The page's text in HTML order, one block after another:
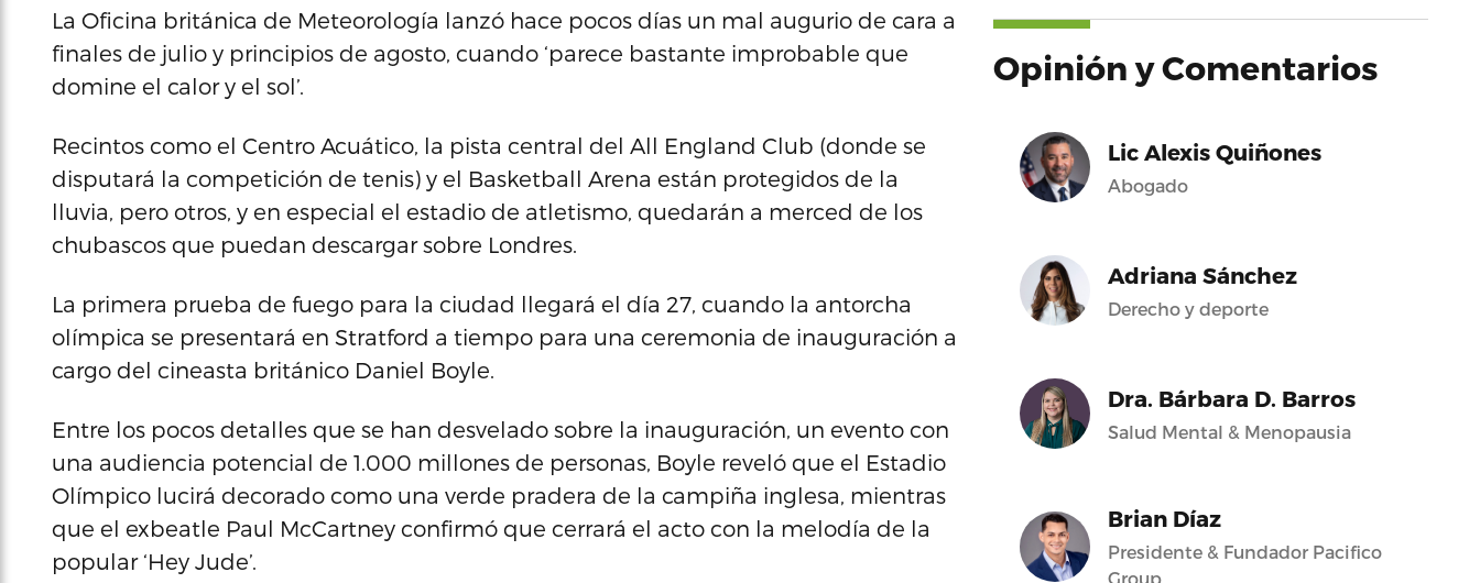
La Oficina británica de Meteorología lanzó hace pocos días un mal augurio de cara a
finales de julio y principios de agosto, cuando ‘parece bastante improbable que
domine el calor y el sol’.
Recintos como el Centro Acuático, la pista central del All England Club (donde se
disputará la competición de tenis) y el Basketball Arena están protegidos de la
lluvia, pero otros, y en especial el estadio de atletismo, quedarán a merced de los
chubascos que puedan descargar sobre Londres.
La primera prueba de fuego para la ciudad llegará el día 27, cuando la antorcha
olímpica se presentará en Stratford a tiempo para una ceremonia de inauguración a
cargo del cineasta británico Daniel Boyle.
Entre los pocos detalles que se han desvelado sobre la inauguración, un evento con
una audiencia potencial de 1.000 millones de personas, Boyle reveló que el Estadio
Olímpico lucirá decorado como una verde pradera de la campiña inglesa, mientras
que el exbeatle Paul McCartney confirmó que cerrará el acto con la melodía de la
popular ‘Hey Jude’.
Opinión y Comentarios
Lic Alexis Quiñones
Abogado
Adriana Sánchez
Derecho y deporte
Dra. Bárbara D. Barros
Salud Mental & Menopausia
Brian Díaz
Presidente & Fundador Pacifico
Group